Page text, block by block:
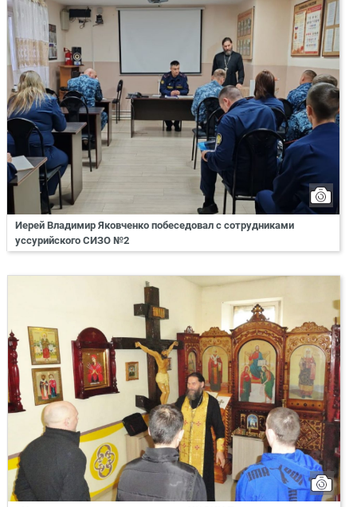
Иерей Владимир Яковченко побеседовал с сотрудниками
уссурийского СИЗО №2